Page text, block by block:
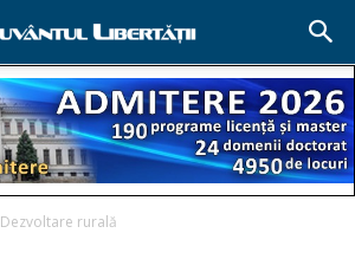
Dezvoltare rurală